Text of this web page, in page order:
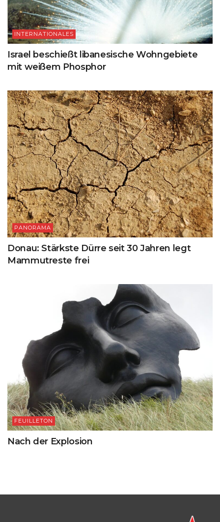
INTERNATIONALES
Israel beschießt libanesische Wohngebiete
mit weißem Phosphor
PANORAMA
Donau: Stärkste Dürre seit 30 Jahren legt
Mammutreste frei
FEUILLETON
Nach der Explosion